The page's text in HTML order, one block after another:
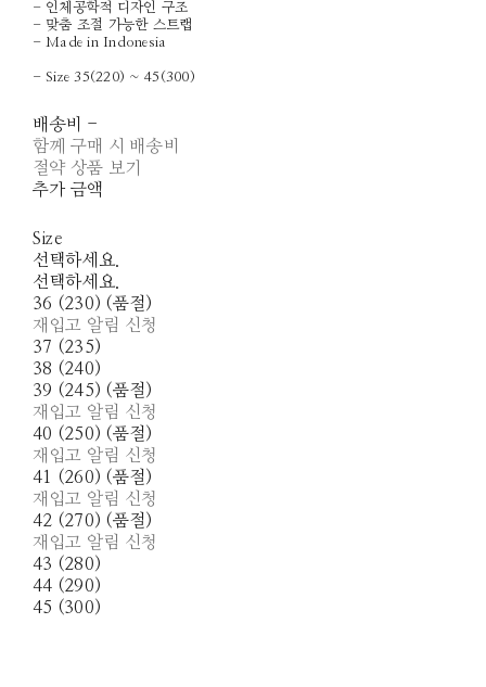
- 인체공학적 디자인 구조
- 맞춤 조절 가능한 스트랩
- Made in Indonesia
- Size 35(220) ~ 45(300)
배송비 -
함께 구매 시 배송비
절약 상품 보기
추가 금액
Size
선택하세요.
선택하세요.
36 (230) (품절)
재입고 알림 신청
37 (235)
38 (240)
39 (245) (품절)
재입고 알림 신청
40 (250) (품절)
재입고 알림 신청
41 (260) (품절)
재입고 알림 신청
42 (270) (품절)
재입고 알림 신청
43 (280)
44 (290)
45 (300)